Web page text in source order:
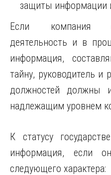
защиты информации
Если компания
деятельность и в
информация,
тайну, руководитель и
должностей должны
надлежащим уровнем
К статусу
информация, если
следующего характера: